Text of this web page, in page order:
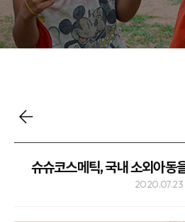
사업소식
슈슈코스메틱, 국내 소외아동
2020.07.23